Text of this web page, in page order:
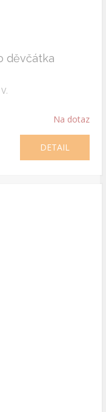
děvčátka
Na dotaz
DETAIL